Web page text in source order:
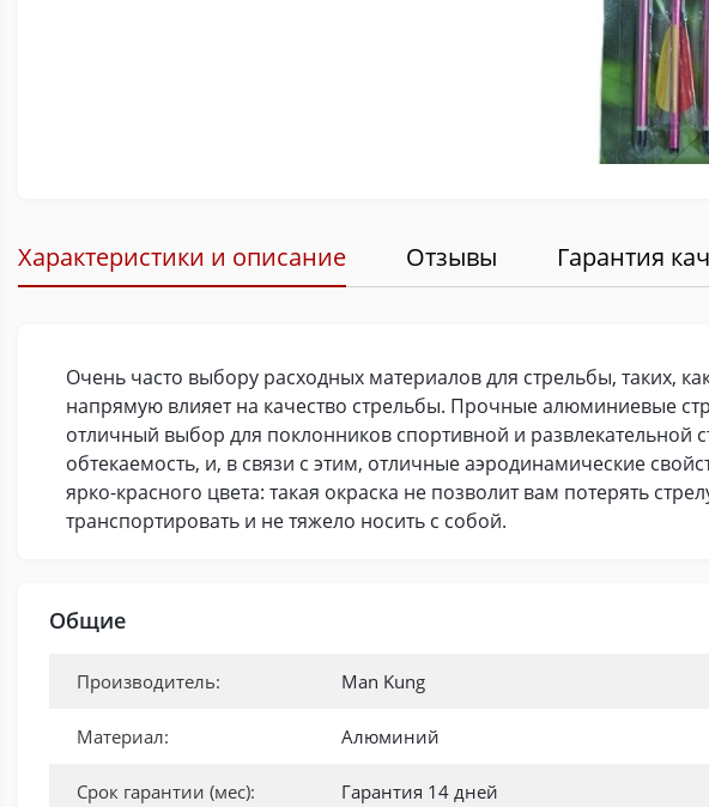
Характеристики и описание Отзывы Гарантия
Очень часто выбору расходных материалов для стрельбы, таких,
напрямую влияет на качество стрельбы. Прочные алюминиевые
отличный выбор для поклонников спортивной и
обтекаемость, и, в связи с этим, отличные аэродинамические
ярко-красного цвета: такая окраска не позволит вам потерять
транспортировать и не тяжело носить с собой.
Общие
Производитель: Man Kung
Материал: Алюминий
Срок гарантии (мес): Гарантия 14 дней